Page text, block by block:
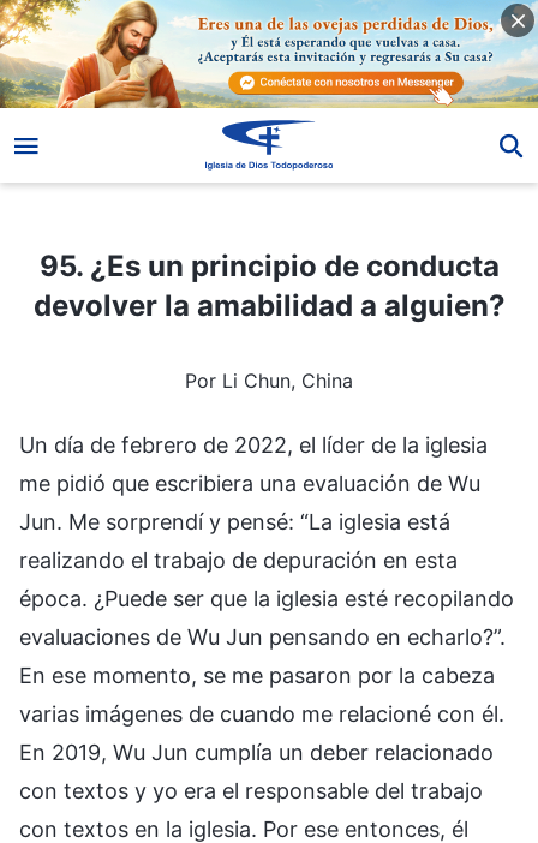
95. ¿Es un principio de conducta
devolver la amabilidad a alguien?
Por Li Chun, China
Un día de febrero de 2022, el líder de la iglesia
me pidió que escribiera una evaluación de Wu
Jun. Me sorprendí y pensé: “La iglesia está
realizando el trabajo de depuración en esta
época. ¿Puede ser que la iglesia esté recopilando
evaluaciones de Wu Jun pensando en echarlo?”.
En ese momento, se me pasaron por la cabeza
varias imágenes de cuando me relacioné con él.
En 2019, Wu Jun cumplía un deber relacionado
con textos y yo era el responsable del trabajo
con textos en la iglesia. Por ese entonces, él